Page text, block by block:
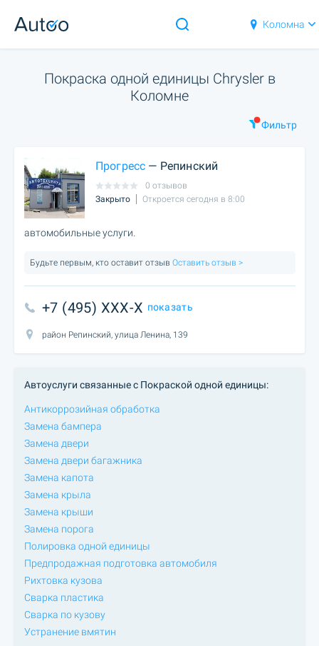
Коломна
Покраска одной единицы Chrysler в
Коломне
Фильтр
Прогресс — Репинский
0 отзывов
Закрыто
Откроется сегодня в 8:00
автомобильные услуги.
Будьте первым, кто оставит отзыв Оставить отзыв >
+7 (495) XXX-X показать
район Репинский, улица Ленина, 139
Автоуслуги связанные с Покраской одной единицы:
Антикоррозийная обработка
Замена бампера
Замена двери
Замена двери багажника
Замена капота
Замена крыла
Замена крыши
Замена порога
Полировка одной единицы
Предпродажная подготовка автомобиля
Рихтовка кузова
Сварка пластика
Сварка по кузову
Устранение вмятин